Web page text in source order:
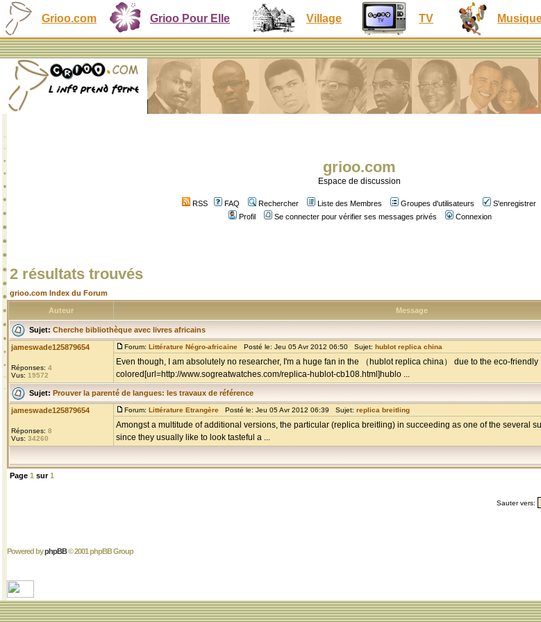
Grioo.com Grioo Pour Elle Village TV
grioo.com
Espace de discussion
RSS FAQ Rechercher Liste des Membres Groupes d'utilisateurs
S'enregistrer
Profil
Se connecter pour vérifier ses messages privés Connexion
2 résultats trouvés
grioo.com Index du Forum
Auteur Message
Sujet: Cherche bibliothèque avec livres africains
jameswade125879654
Réponses: 4
Vus: 19572
Forum: Littérature Négro-africaine Posté le: Jeu 05 Avr 2012 06:50 Sujet: hublot replica china
Even though, I am absolutely no researcher, I'm a huge fan in the （hublot replica china） due to the eco-friendly
colored[url=http://www.sogreatwatches.com/replica-hublot-cb108.html]hublo ...
Sujet: Prouver la parenté de langues: les travaux de référence
jameswade125879654
Réponses: 8
Vus: 34260
Forum: Littérature Etrangère Posté le: Jeu 05 Avr 2012 06:39 Sujet: replica breitling
Amongst a multitude of additional versions, the particular (replica breitling) in succeeding as one of the several
since they usually like to look tasteful a ...
Page 1 sur1
Sauter vers:
Powered byphpBB© 2001 phpBB Group